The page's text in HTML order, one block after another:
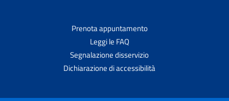
Prenota appuntamento
Leggi le FAQ
Segnalazione disservizio
Dichiarazione di accessibilità